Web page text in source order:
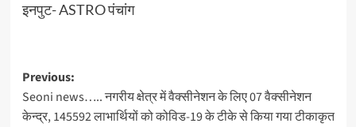
इनपुट- ASTRO पंचांग
Post
navigation
Previous:
Seoni news….. नगरीय क्षेत्र में वैक्सीनेशन के लिए 07 वैक्सीनेशन
केन्द्र, 145592 लाभार्थियों को कोविड-19 के टीके से किया गया टीकाकृत